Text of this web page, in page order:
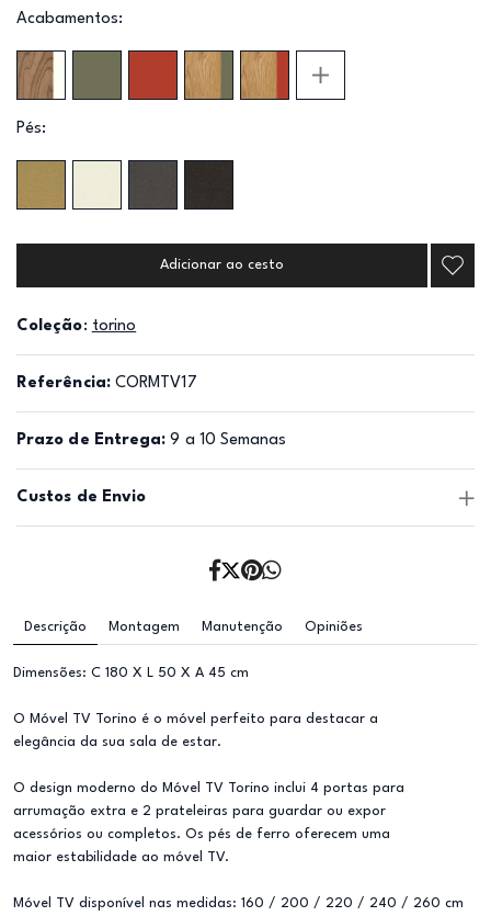
Acabamentos:
Pés:
Adicionar ao cesto
Coleção: torino
Referência: CORMTV17
Prazo de Entrega: 9 a 10 Semanas
Custos de Envio
Descrição Montagem Manutenção Opiniões
Dimensões: C 180 X L 50 X A 45 cm
O Móvel TV Torino é o móvel perfeito para destacar a
elegância da sua sala de estar.
O design moderno do Móvel TV Torino inclui 4 portas para
arrumação extra e 2 prateleiras para guardar ou expor
acessórios ou completos. Os pés de ferro oferecem uma
maior estabilidade ao móvel TV.
Móvel TV disponível nas medidas: 160 / 200 / 220 / 240 / 260 cm